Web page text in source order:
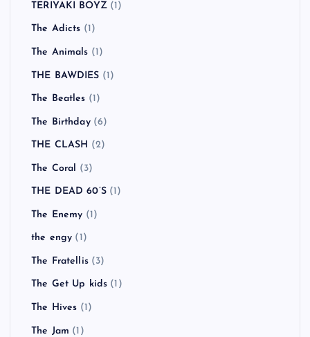
TERIYAKI BOYZ(1)
The Adicts (1)
The Animals (1)
THE BAWDIES (1)
The Beatles (1)
The Birthday(6)
THE CLASH (2)
The Coral (3)
THE DEAD 60’S(1)
The Enemy (1)
the engy (1)
The Fratellis(3)
The Get Up kids (1)
The Hives (1)
The Jam (1)